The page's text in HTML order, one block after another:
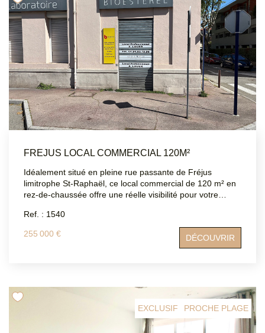
sont disponibles sur le site Géorisques :
www.georisques.gouv.fr
FREJUS LOCAL COMMERCIAL 120M²
Idéalement situé en pleine rue passante de Fréjus
limitrophe St-Raphaël, ce local commercial de 120 m² en
rez-de-chaussée offre une réelle visibilité pour votre
d'une salle d'attente, d'une salle technique, d'un bureau
biologiste, d'une cuisine, de deux WC, d'un local serveur
et de trois pièces exploitables offrant de nombreuses
possibilités d'aménagement selon votre activité. Idéal
CONSEIL IMMOBILIER Tel agence : 04.94.83.19.96 Mail:
auxquels ce bien est exposé sont disponibles sur le site
Géorisques : www.georisques.gouv.fr
Ref. : 1540
255 000 € DÉCOUVRIR
EXCLUSIF PROCHE PLAGE